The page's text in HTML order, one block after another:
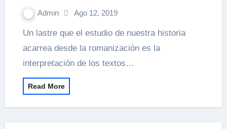
Admin Ago 12, 2019
Un lastre que el estudio de nuestra historia
acarrea desde la romanización es la
interpretación de los textos…
Read More